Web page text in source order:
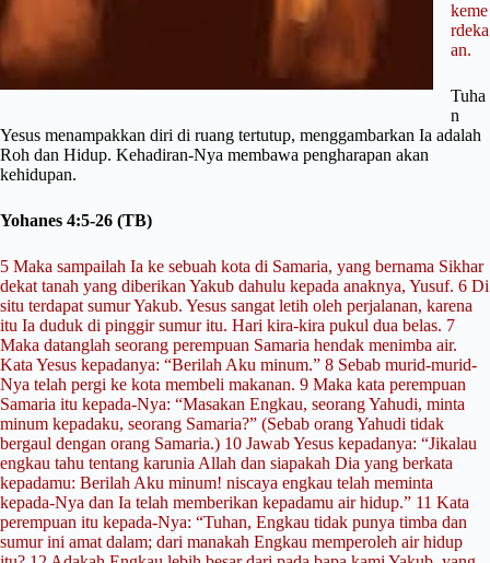
keme
rdeka
an.
Tuha
n
Yesus menampakkan diri di ruang tertutup, menggambarkan Ia adalah
Roh dan Hidup. Kehadiran-Nya membawa pengharapan akan
kehidupan.
Yohanes 4:5-26 (TB)
5 Maka sampailah Ia ke sebuah kota di Samaria, yang bernama Sikhar
dekat tanah yang diberikan Yakub dahulu kepada anaknya, Yusuf. 6 Di
situ terdapat sumur Yakub. Yesus sangat letih oleh perjalanan, karena
itu Ia duduk di pinggir sumur itu. Hari kira-kira pukul dua belas. 7
Maka datanglah seorang perempuan Samaria hendak menimba air.
Kata Yesus kepadanya: “Berilah Aku minum.” 8 Sebab murid-murid-
Nya telah pergi ke kota membeli makanan. 9 Maka kata perempuan
Samaria itu kepada-Nya: “Masakan Engkau, seorang Yahudi, minta
minum kepadaku, seorang Samaria?” (Sebab orang Yahudi tidak
bergaul dengan orang Samaria.) 10 Jawab Yesus kepadanya: “Jikalau
engkau tahu tentang karunia Allah dan siapakah Dia yang berkata
kepadamu: Berilah Aku minum! niscaya engkau telah meminta
kepada-Nya dan Ia telah memberikan kepadamu air hidup.” 11 Kata
perempuan itu kepada-Nya: “Tuhan, Engkau tidak punya timba dan
sumur ini amat dalam; dari manakah Engkau memperoleh air hidup